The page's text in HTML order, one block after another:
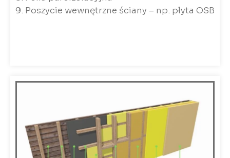
9. Poszycie wewnętrzne ściany – np. płyta OSB